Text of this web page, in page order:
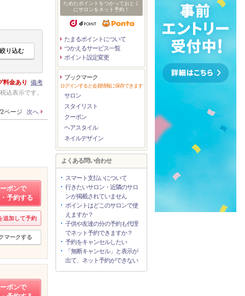
料金あり 備考
込表示です。
ページ 次へ
ポンで
予約する
追加して予約
マークする
ポンで
ためたポイントをつかっておとく
にサロンをネット予約！
たまるポイントについて
つかえるサービス一覧
ポイント設定変更
ブックマーク
ログインすると会員情報に保存できます
サロン
スタイリスト
クーポン
ヘアスタイル
ネイルデザイン
よくある問い合わせ
スマート支払いについて
行きたいサロン・近隣のサロ
ンが掲載されていません
ポイントはどこのサロンで使
えますか？
子供や友達の分の予約も代理
でネット予約できますか？
予約をキャンセルしたい
「無断キャンセル」と表示が
出て、ネット予約ができない